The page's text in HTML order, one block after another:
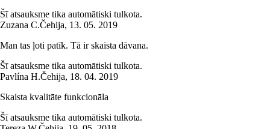
Šī atsauksme tika automātiski tulkota.
Zuzana C.Čehija, 13. 05. 2019
Man tas ļoti patīk. Tā ir skaista dāvana.
Šī atsauksme tika automātiski tulkota.
Pavlína H.Čehija, 18. 04. 2019
Skaista kvalitāte funkcionāla
Šī atsauksme tika automātiski tulkota.